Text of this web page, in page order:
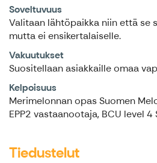
Soveltuvuus
Valitaan lähtöpaikka niin että se
mutta ei ensikertalaiselle.
Vakuutukset
Suositellaan asiakkaille omaa
Kelpoisuus
Merimelonnan opas Suomen
EPP2 vastaanootaja, BCU level 4
Tiedustelut